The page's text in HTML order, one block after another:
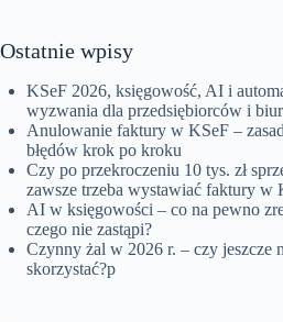
Ostatnie wpisy
KSeF 2026, księgowość, AI i
wyzwania dla przedsiębiorców i
Anulowanie faktury w KSeF –
błędów krok po kroku
Czy po przekroczeniu 10 tys. zł
zawsze trzeba wystawiać faktury w
AI w księgowości – co na pewno
czego nie zastąpi?
Czynny żal w 2026 r. – czy jeszcze
skorzystać?p